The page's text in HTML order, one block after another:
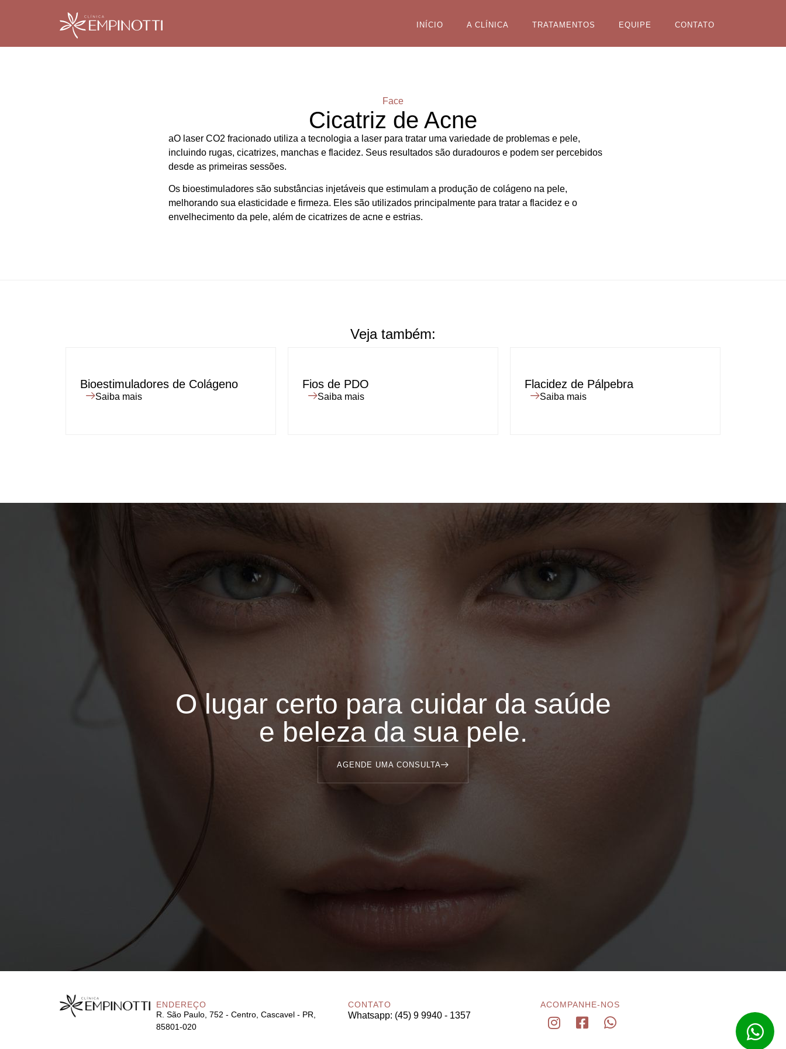
INÍCIO A CLÍNICA TRATAMENTOS EQUIPE CONTATO
Face
Cicatriz de Acne
aO laser CO2 fracionado utiliza a tecnologia a laser para tratar uma variedade de problemas e pele,
incluindo rugas, cicatrizes, manchas e flacidez. Seus resultados são duradouros e podem ser percebidos
desde as primeiras sessões.
Os bioestimuladores são substâncias injetáveis que estimulam a produção de colágeno na pele,
melhorando sua elasticidade e firmeza. Eles são utilizados principalmente para tratar a flacidez e o
envelhecimento da pele, além de cicatrizes de acne e estrias.
Veja também:
Bioestimuladores de Colágeno
Saiba mais
Fios de PDO
Saiba mais
Flacidez de Pálpebra
Saiba mais
O lugar certo para cuidar da saúde
e beleza da sua pele.
AGENDE UMA CONSULTA
ENDEREÇO
R. São Paulo, 752 - Centro, Cascavel - PR,
85801-020
CONTATO
Whatsapp: (45) 9 9940 - 1357
ACOMPANHE-NOS